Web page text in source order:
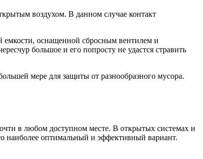
воздухом. В данном случае контакт
емкости, оснащенной сбросным вентилем и
большое и его попросту не удастся стравить
мере для защиты от разнообразного мусора.
в любом доступном месте. В открытых системах и
наиболее оптимальный и эффективный вариант.